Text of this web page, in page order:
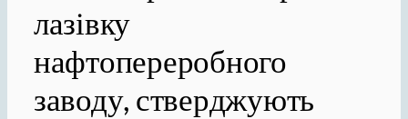
лазівку
нафтопереробного
заводу, стверджують